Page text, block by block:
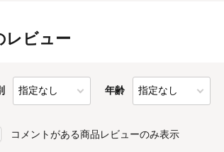
レビュー
年齢
コメントがある商品レビューのみ表示